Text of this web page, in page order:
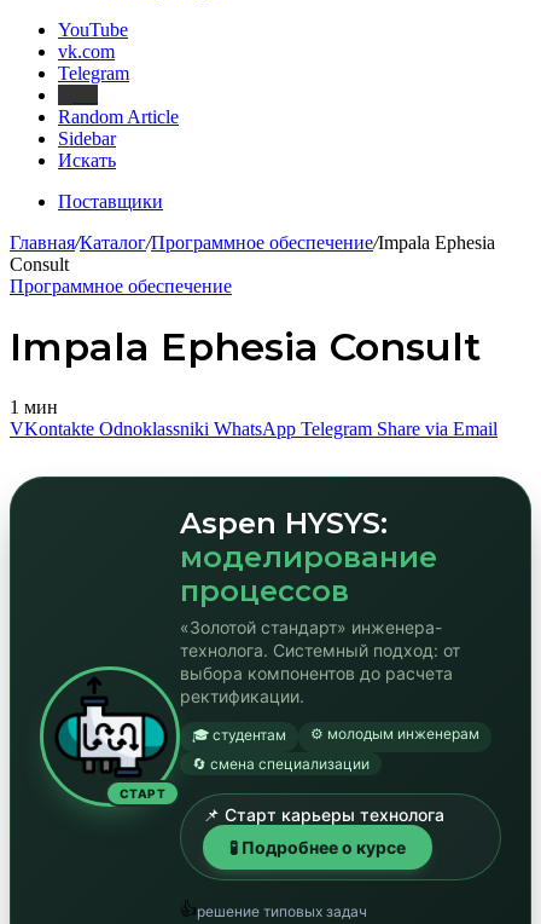
YouTube
vk.com
Telegram
Random Article
Sidebar
Искать
Поставщики
Главная/Каталог/Программное обеспечение/Impala Ephesia
Consult
Программное обеспечение
Impala Ephesia Consult
1 мин
VKontakte Odnoklassniki WhatsApp Telegram Share via Email
СТАРТ
Aspen HYSYS:
моделирование
процессов
«Золотой стандарт» инженера-
технолога. Системный подход: от
выбора компонентов до расчета
ректификации.
🎓 студентам
⚙️ молодым инженерам
🔄 смена специализации
📌 Старт карьеры технолога
🧪 Подробнее о курсе
👍решение типовых задач